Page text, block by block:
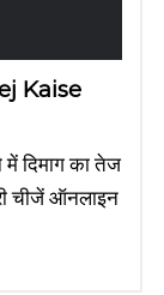
Kaise
दिमाग का तेज
चीजें ऑनलाइन